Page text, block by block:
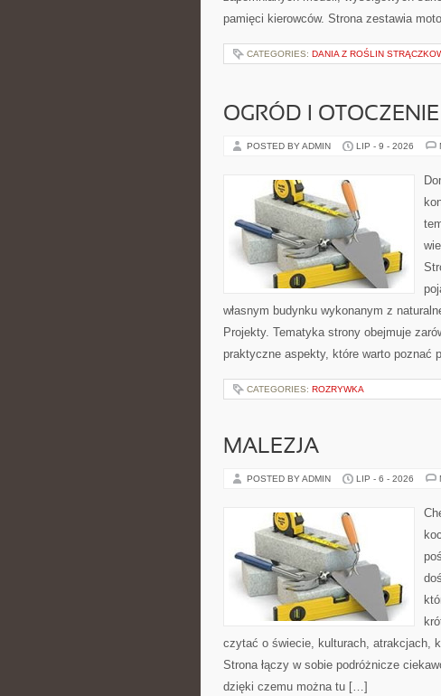
pamięci kierowców. Strona zestawia
CATEGORIES: DANIA Z ROŚLIN
OGRÓD I
POSTED BY ADMIN LIP - 9 - 2026
własnym budynku wykonanym z
Projekty. Tematyka strony obejmuje
praktyczne aspekty, które warto poznać
CATEGORIES: ROZRYWKA
MALEZJA
POSTED BY ADMIN LIP - 6 - 2026
czytać o świecie, kulturach, atrakcjach,
Strona łączy w sobie podróżnicze
dzięki czemu można tu […]